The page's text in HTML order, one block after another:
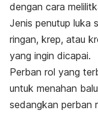
dengan cara
Jenis penutup luka
ringan, krep, atau
yang ingin dicapai.
Perban rol yang
untuk menahan
sedangkan perban